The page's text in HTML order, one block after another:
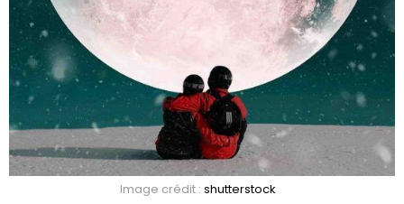
Image crédit : shutterstock